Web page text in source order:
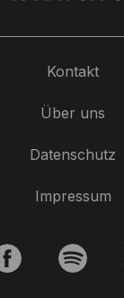
Kontakt
Über uns
Datenschutz
Impressum